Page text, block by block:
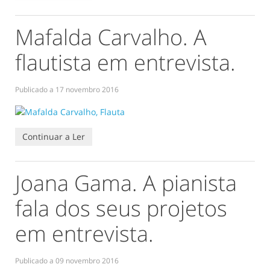
Mafalda Carvalho. A
flautista em entrevista.
Publicado a 17 novembro 2016
Continuar a Ler
Joana Gama. A pianista
fala dos seus projetos
em entrevista.
Publicado a 09 novembro 2016